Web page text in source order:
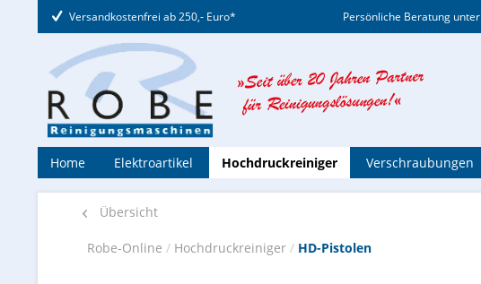
Versandkostenfrei ab 250,- Euro* Persönliche Beratung unter
Home Elektroartikel Hochdruckreiniger Verschraubungen
Übersicht
Robe-Online / Hochdruckreiniger / HD-Pistolen